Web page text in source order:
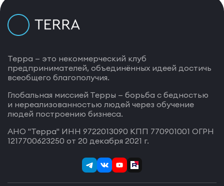
Терра — это некоммерческий клуб
предпринимателей, объединённых идеей достичь
всеобщего благополучия.
Глобальная миссией Терры — борьба с бедностью
и нереализованностью людей через обучение
людей построению бизнеса.
АНО "Терра" ИНН 9722013090 КПП 770901001 ОГРН
1217700623250 от 20 декабря 2021 г.